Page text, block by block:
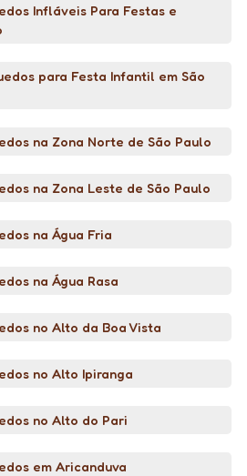
Infláveis Para Festas e
para Festa Infantil em São
na Zona Norte de São Paulo
na Zona Leste de São Paulo
na Água Fria
na Água Rasa
no Alto da Boa Vista
no Alto Ipiranga
no Alto do Pari
em Aricanduva